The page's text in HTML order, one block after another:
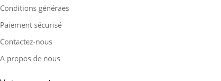
Conditions généraes
Paiement sécurisé
Contactez-nous
A propos de nous